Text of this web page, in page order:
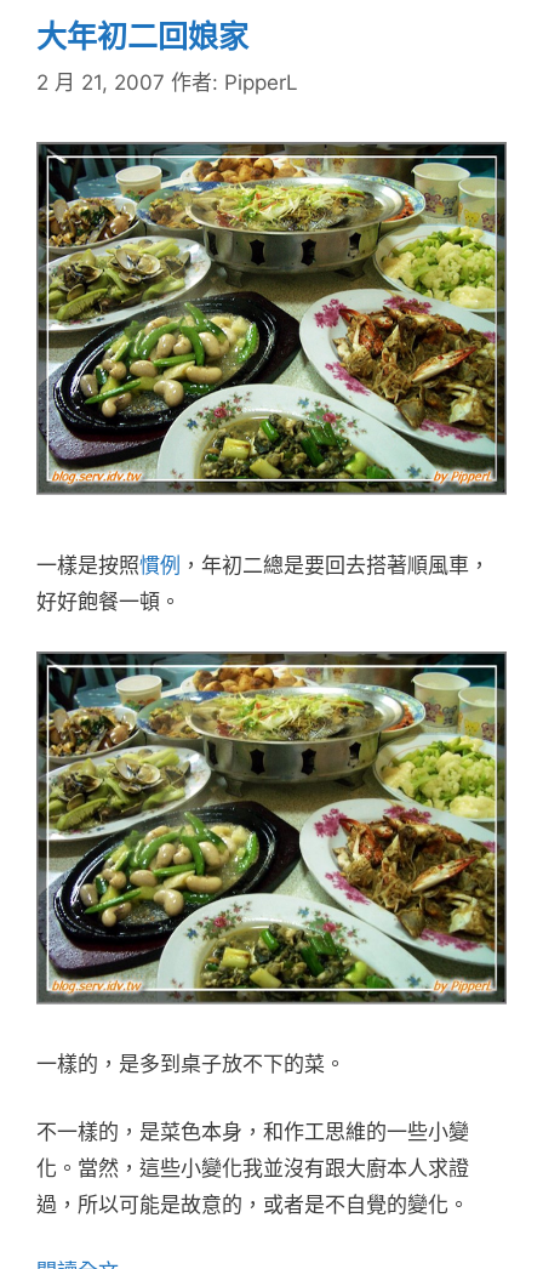
大年初二回娘家
2 月 21, 2007 作者: PipperL
一樣是按照慣例 ，年初二總是要回去搭著順風車，
好好飽餐一頓。
一樣的，是多到桌子放不下的菜。
不一樣的，是菜色本身，和作工思維的一些小變
化。當然，這些小變化我並沒有跟大廚本人求證
過，所以可能是故意的，或者是不自覺的變化。